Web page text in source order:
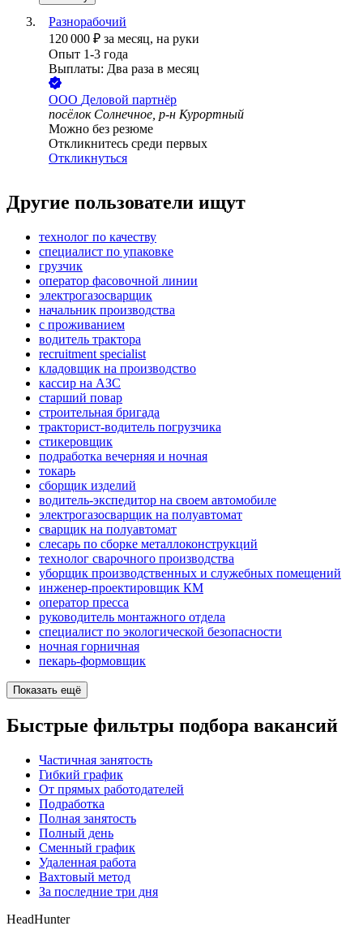
Разнорабочий
120 000 ₽ за месяц, на руки
Опыт 1-3 года
Выплаты: Два раза в месяц
ООО Деловой партнёр
посёлок Солнечное, р-н Курортный
Можно без резюме
Откликнитесь среди первых
Откликнуться
Другие пользователи ищут
технолог по качеству
специалист по упаковке
грузчик
оператор фасовочной линии
электрогазосварщик
начальник производства
с проживанием
водитель трактора
recruitment specialist
кладовщик на производство
кассир на АЗС
старший повар
строительная бригада
тракторист-водитель погрузчика
стикеровщик
подработка вечерняя и ночная
токарь
сборщик изделий
водитель-экспедитор на своем автомобиле
электрогазосварщик на полуавтомат
сварщик на полуавтомат
слесарь по сборке металлоконструкций
технолог сварочного производства
уборщик производственных и служебных помещений
инженер-проектировщик КМ
оператор пресса
руководитель монтажного отдела
специалист по экологической безопасности
ночная горничная
пекарь-формовщик
Показать ещё
Быстрые фильтры подбора вакансий
Частичная занятость
Гибкий график
От прямых работодателей
Подработка
Полная занятость
Полный день
Сменный график
Удаленная работа
Вахтовый метод
За последние три дня
HeadHunter